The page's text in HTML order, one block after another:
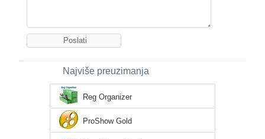
Najviše preuzimanja
Reg Organizer
ProShow Gold